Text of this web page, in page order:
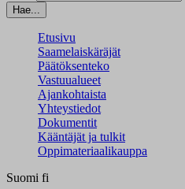
Hae...
Etusivu
Saamelaiskäräjät
Päätöksenteko
Vastuualueet
Ajankohtaista
Yhteystiedot
Dokumentit
Kääntäjät ja tulkit
Oppimateriaalikauppa
Suomi fi